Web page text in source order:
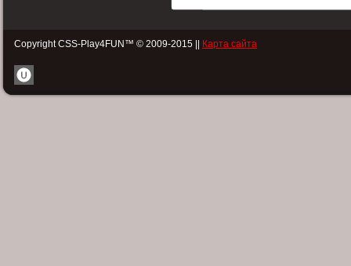
Copyright CSS-Play4FUN™ © 2009-2015 || Карта сайта